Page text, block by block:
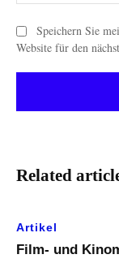
Speichern Sie
Website für den
Related
Artikel
Film- und